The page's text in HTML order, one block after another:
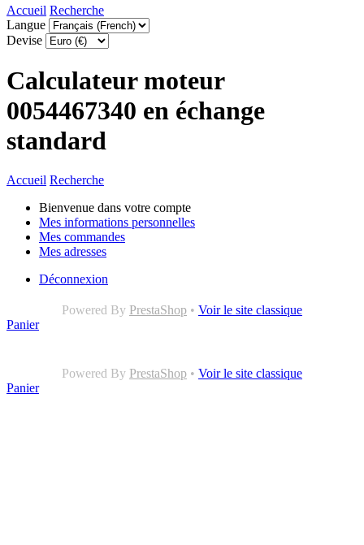
Accueil Recherche
Langue
Devise
Calculateur moteur
0054467340 en échange
standard
Accueil Recherche
Bienvenue dans votre compte
Mes informations personnelles
Mes commandes
Mes adresses
Déconnexion
Powered By PrestaShop • Voir le site classique
Panier
Powered By PrestaShop • Voir le site classique
Panier